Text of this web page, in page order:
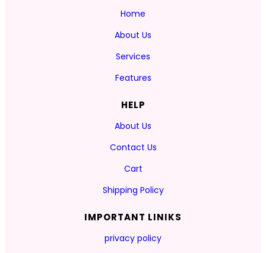
Home
About Us
Services
Features
HELP
About Us
Contact Us
Cart
Shipping Policy
IMPORTANT LINIKS
privacy policy